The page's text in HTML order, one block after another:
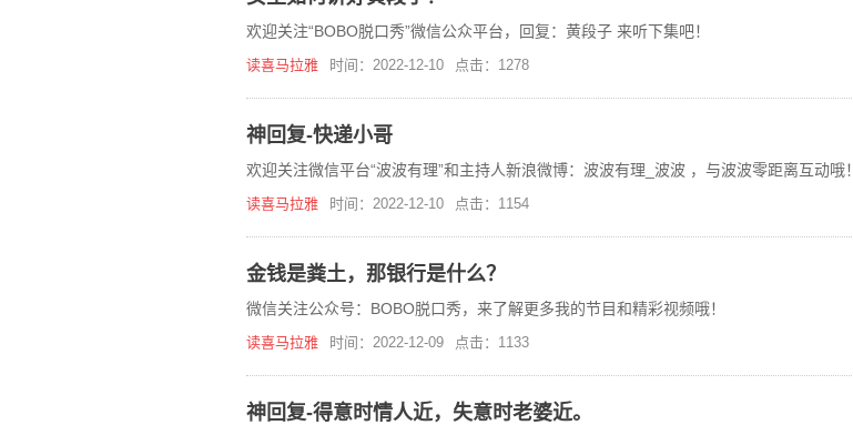
欢迎关注“BOBO脱口秀”微信公众平台，回复：黄段子 来听下集吧！
读喜马拉雅 时间：2022-12-10 点击：1278
神回复-快递小哥
欢迎关注微信平台“波波有理”和主持人新浪微博：波波有理_波波 ，与波波零距离互动哦！
读喜马拉雅 时间：2022-12-10 点击：1154
金钱是粪土，那银行是什么？
微信关注公众号：BOBO脱口秀，来了解更多我的节目和精彩视频哦！
读喜马拉雅 时间：2022-12-09 点击：1133
神回复-得意时情人近，失意时老婆近。